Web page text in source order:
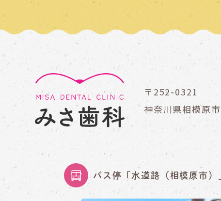
〒252-0321
神奈川県相模原
バス停「水道路（相模原市）